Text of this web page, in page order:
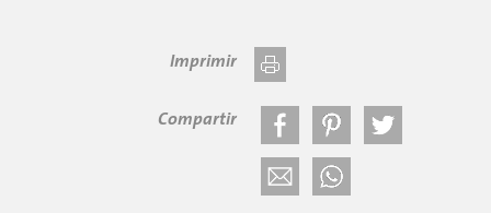
Imprimir
Compartir